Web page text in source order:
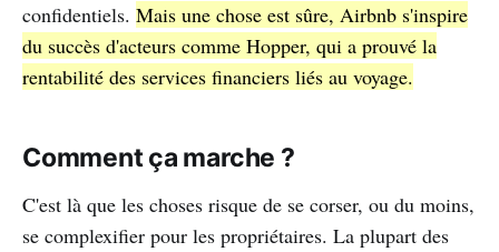
confidentiels. Mais une chose est sûre, Airbnb s'inspire
du succès d'acteurs comme Hopper, qui a prouvé la
rentabilité des services financiers liés au voyage.
Comment ça marche ?
C'est là que les choses risque de se corser, ou du moins,
se complexifier pour les propriétaires. La plupart des